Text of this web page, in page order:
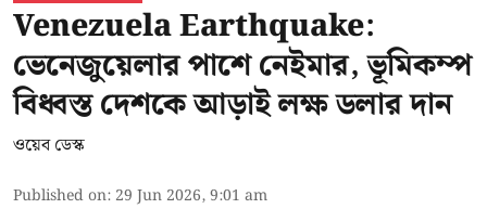
Venezuela Earthquake:
ভেনেজুয়েলার পাশে নেইমার, ভূমিকম্প
বিধ্বস্ত দেশকে আড়াই লক্ষ ডলার দান
ওয়েব ডেস্ক
Published on: 29 Jun 2026, 9:01 am